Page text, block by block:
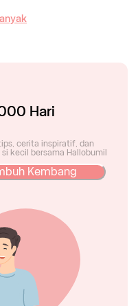
Hari
cerita inspiratif, dan
kecil bersama Hallobumil
Kembang